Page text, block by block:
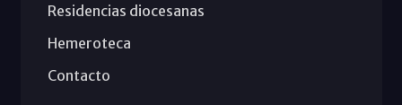
Residencias diocesanas
Hemeroteca
Contacto